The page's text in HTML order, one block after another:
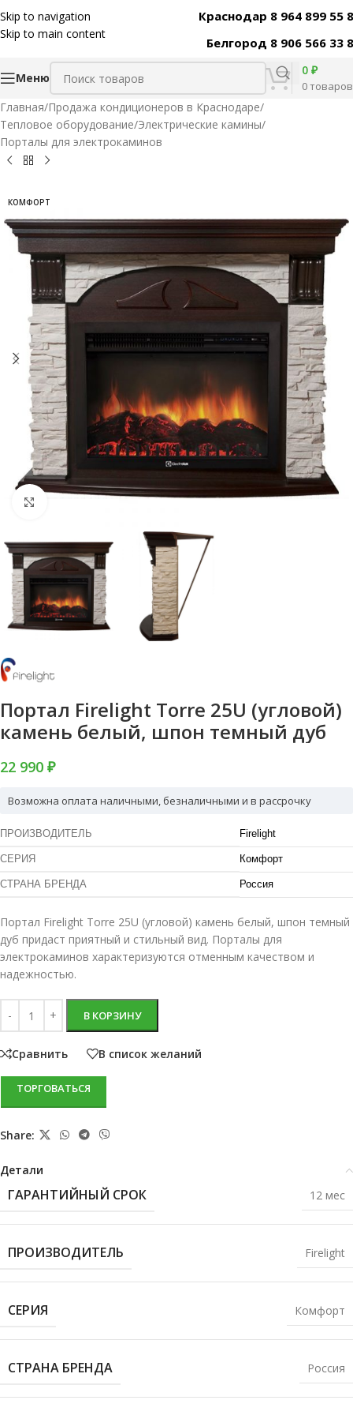
Skip to navigation
Skip to main content
Краснодар 8 964 899 55
Белгород 8 906 566 33
Меню
0товаров
0 ₽
Главная/Продажа кондиционеров в Краснодаре/
Тепловое оборудование/Электрические камины/
Порталы для электрокаминов
Код товара:31423
КОМФОРТ
Нажмите, чтобы увеличить
Портал Firelight Torre 25U (угловой)
камень белый, шпон темный дуб
22 990 ₽
Возможна оплата наличными, безналичными и в рассрочку
ПРОИЗВОДИТЕЛЬ Firelight
СЕРИЯ Комфорт
СТРАНА БРЕНДА Россия
Портал Firelight Torre 25U (угловой) камень белый, шпон темный
дуб придаст приятный и стильный вид. Порталы для
электрокаминов характеризуются отменным качеством и
надежностью.
В КОРЗИНУ
Сравнить В список желаний
ТОРГОВАТЬСЯ
Share:
Детали
ГАРАНТИЙНЫЙ СРОК 12 мес
ПРОИЗВОДИТЕЛЬ Firelight
СЕРИЯ Комфорт
СТРАНА БРЕНДА Россия